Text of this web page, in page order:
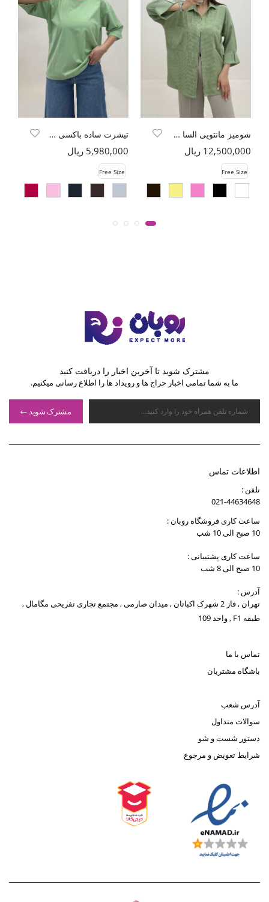
شومیز مانتویی السا مدل سویا
12,500,000 ریال
Free Size
تیشرت ساده باکسی روبان کد 301
5,980,000 ریال
Free Size
مشترک شوید تا آخرین اخبار را دریافت کنید
ما به شما تمامی اخبار حراج ها و رویداد ها را اطلاع رسانی میکنیم.
مشترک شوید
اطلاعات تماس
تلفن :
021-44634648
ساعت کاری فروشگاه روبان :
10 صبح الی 10 شب
ساعت کاری پشتیبانی :
10 صبح الی 8 شب
آدرس :
تهران , فاز 2 شهرک اکباتان , میدان صارمی , مجتمع تجاری تفریحی مگامال ,
طبقه F1 , واحد 109
تماس با ما
باشگاه مشتریان
آدرس شعب
سوالات متداول
دستور شست و شو
شرایط تعویض و مرجوع